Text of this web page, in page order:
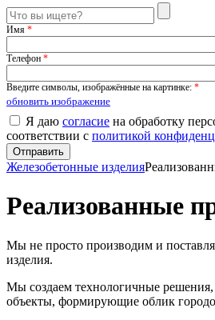
Имя *
Телефон *
Введите символы, изображённые на картинке: *
обновить изображение
Я даю согласие на обработку
соответствии с политикой
Железобетонные изделия
Реализованные
Мы не просто производим и
изделия.
Мы создаем технологичные
объекты, формирующие облик